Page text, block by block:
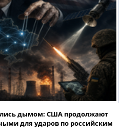
дымом: США продолжают
для ударов по российским